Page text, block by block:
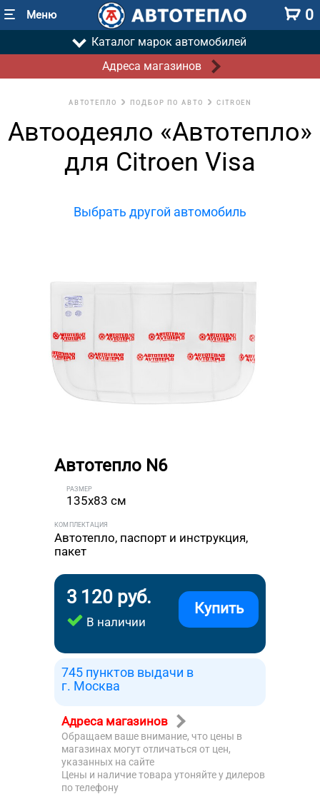
Меню 0
Каталог марок автомобилей
Адреса магазинов
АВТОТЕПЛО ПОДБОР ПО АВТО CITROEN
Автоодеяло «Автотепло»
для Citroen Visa
Выбрать другой автомобиль
Автотепло N6
РАЗМЕР
135x83 см
КОМПЛЕКТАЦИЯ
Автотепло, паспорт и инструкция,
пакет
3 120 руб.
В наличии
Купить
745 пунктов выдачи в
г. Москва
Адреса магазинов
Обращаем ваше внимание, что цены в
магазинах могут отличаться от цен,
указанных на сайте
Цены и наличие товара утоняйте у дилеров
по телефону